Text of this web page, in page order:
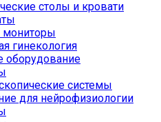
столы и кровати
гинекология
оборудование
системы
для нейрофизиологии